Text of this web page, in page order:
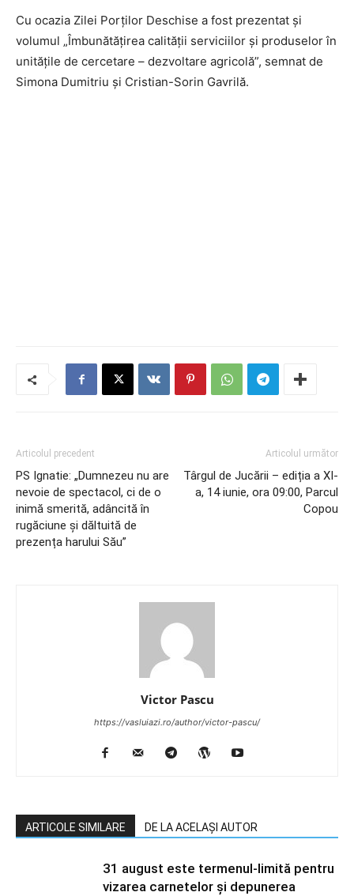
Cu ocazia Zilei Porților Deschise a fost prezentat și
volumul „Îmbunătățirea calității serviciilor și produselor în
unitățile de cercetare – dezvoltare agricolă”, semnat de
Simona Dumitriu și Cristian-Sorin Gavrilă.
Articolul precedent
PS Ignatie: „Dumnezeu nu are
nevoie de spectacol, ci de o
inimă smerită, adâncită în
rugăciune și dăltuită de
prezența harului Său”
Articolul următor
Târgul de Jucării – ediția a XI-
a, 14 iunie, ora 09:00, Parcul
Copou
Victor Pascu
https://vasluiazi.ro/author/victor-pascu/
ARTICOLE SIMILARE DE LA ACELAȘI AUTOR
31 august este termenul-limită pentru
vizarea carnetelor și depunerea